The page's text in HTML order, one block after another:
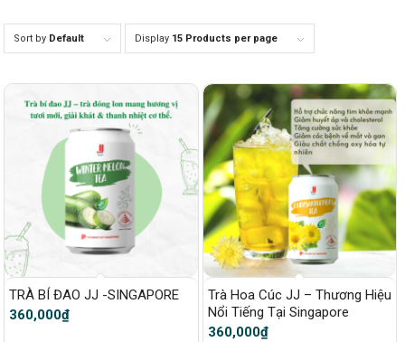
Sort by Default Display 15 Products per page
TRÀ BÍ ĐAO JJ -SINGAPORE
360,000₫
Trà Hoa Cúc JJ – Thương Hiệu
Nổi Tiếng Tại Singapore
360,000₫